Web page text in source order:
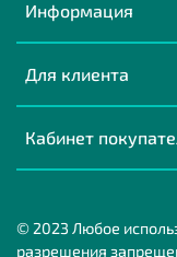
Информация
Для клиента
Кабинет
© 2023 Любое
разрешения